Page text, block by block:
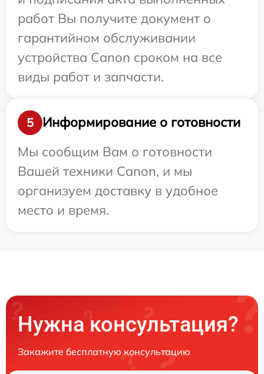
работ Вы получите документ о
гарантийном обслуживании
устройства Canon сроком на все
виды работ и запчасти.
5
Информирование о готовности
Мы сообщим Вам о готовности
Вашей техники Canon, и мы
организуем доставку в удобное
место и время.
Нужна консультация?
Закажите бесплатную консультацию